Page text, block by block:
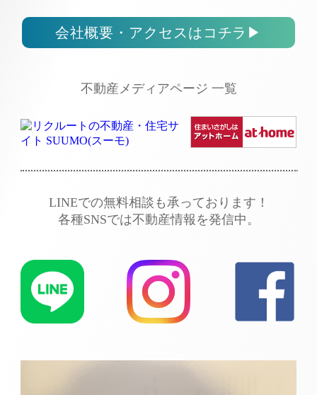
会社概要・アクセスはコチラ ▶
不動産メディアページ 一覧
LINEでの無料相談も承っております！
各種SNSでは不動産情報を発信中。